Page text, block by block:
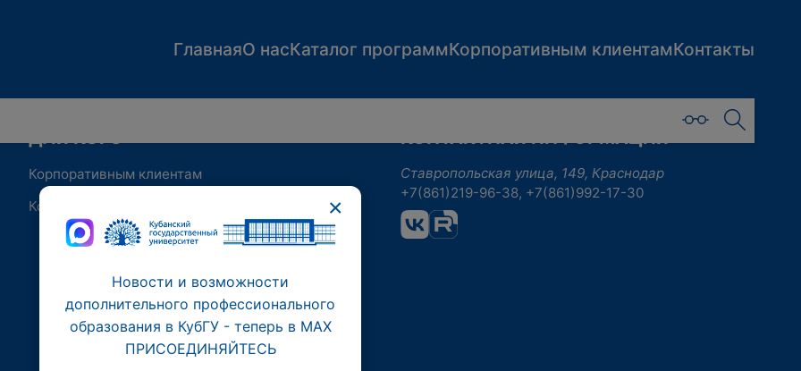
ГлавнаяО насКаталог программКорпоративным клиентамКонтакты
ДЛЯ КОГО
Корпоративным клиентам
Контакты
КОНТАКТНАЯ ИНФОРМАЦИЯ
Ставропольская улица, 149, Краснодар
+7(861)219-96-38, +7(861)992-17-30
×
Новости и возможности
дополнительного профессионального
образования в КубГУ - теперь в МАХ
ПРИСОЕДИНЯЙТЕСЬ